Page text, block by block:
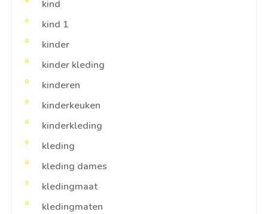
kind
kind 1
kinder
kinder kleding
kinderen
kinderkeuken
kinderkleding
kleding
kleding dames
kledingmaat
kledingmaten